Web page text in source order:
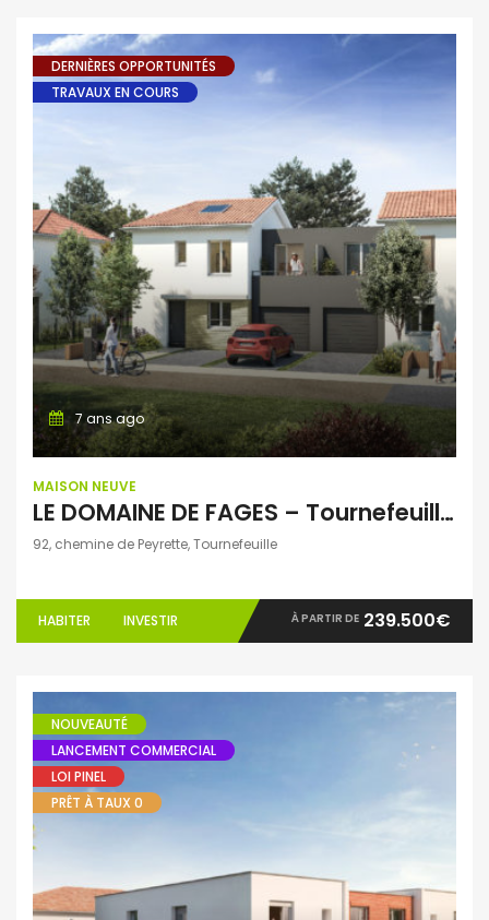
DERNIÈRES OPPORTUNITÉS
TRAVAUX EN COURS
7 ans ago
MAISON NEUVE
LE DOMAINE DE FAGES – Tournefeuille, 52 logements dont 40 Villas T3 et T4
92, chemine de Peyrette, Tournefeuille
HABITER INVESTIR À PARTIR DE 239.500€
NOUVEAUTÉ
LANCEMENT COMMERCIAL
LOI PINEL
PRÊT À TAUX 0